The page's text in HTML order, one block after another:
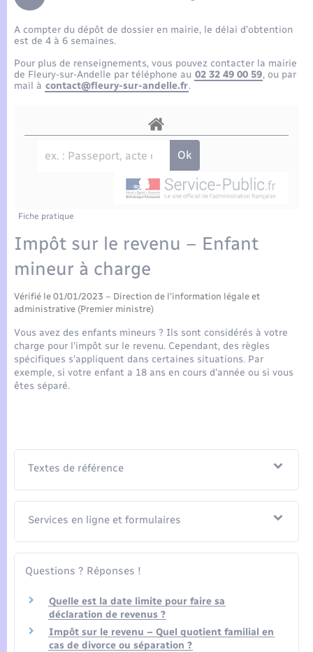
Compétences
Plan interactif
Publications
La Communauté de communes
Etat-civil - Papiers - Citoyenneté
Mariage – PACS
Parrainage civil
Logement - Urbanisme
Nouvel habitant
Organisation d’événement
Sécurité - Prévention
Transports
Transports scolaires
Travaux - Autorisation d’occupation de l’espace
public
A compter du dépôt de dossier en mairie, le délai d’obtention
est de 4 à 6 semaines.
Pour plus de renseignements, vous pouvez contacter la mairie
de Fleury-sur-Andelle par téléphone au 02 32 49 00 59, ou par
mail à contact@fleury-sur-andelle.fr.
Fiche pratique
Impôt sur le revenu – Enfant
mineur à charge
Vérifié le 01/01/2023 – Direction de l'information légale et
administrative (Premier ministre)
Vous avez des enfants mineurs ? Ils sont considérés à votre
charge pour l'impôt sur le revenu. Cependant, des règles
spécifiques s'appliquent dans certaines situations. Par
exemple, si votre enfant a 18 ans en cours d'année ou si vous
êtes séparé.
Textes de référence
Services en ligne et formulaires
Questions ? Réponses !
Quelle est la date limite pour faire sa
déclaration de revenus ?
Impôt sur le revenu – Quel quotient familial en
cas de divorce ou séparation ?